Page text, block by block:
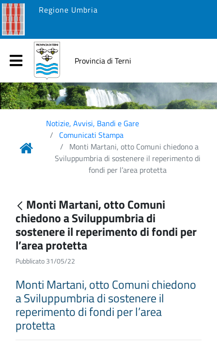
Regione Umbria
Provincia di Terni
Notizie, Avvisi, Bandi e Gare
Comunicati Stampa
Monti Martani, otto Comuni chiedono a
Sviluppumbria di sostenere il reperimento di
fondi per l’area protetta
Monti Martani, otto Comuni
chiedono a Sviluppumbria di
sostenere il reperimento di fondi per
l’area protetta
Pubblicato 31/05/22
Monti Martani, otto Comuni chiedono
a Sviluppumbria di sostenere il
reperimento di fondi per l’area
protetta